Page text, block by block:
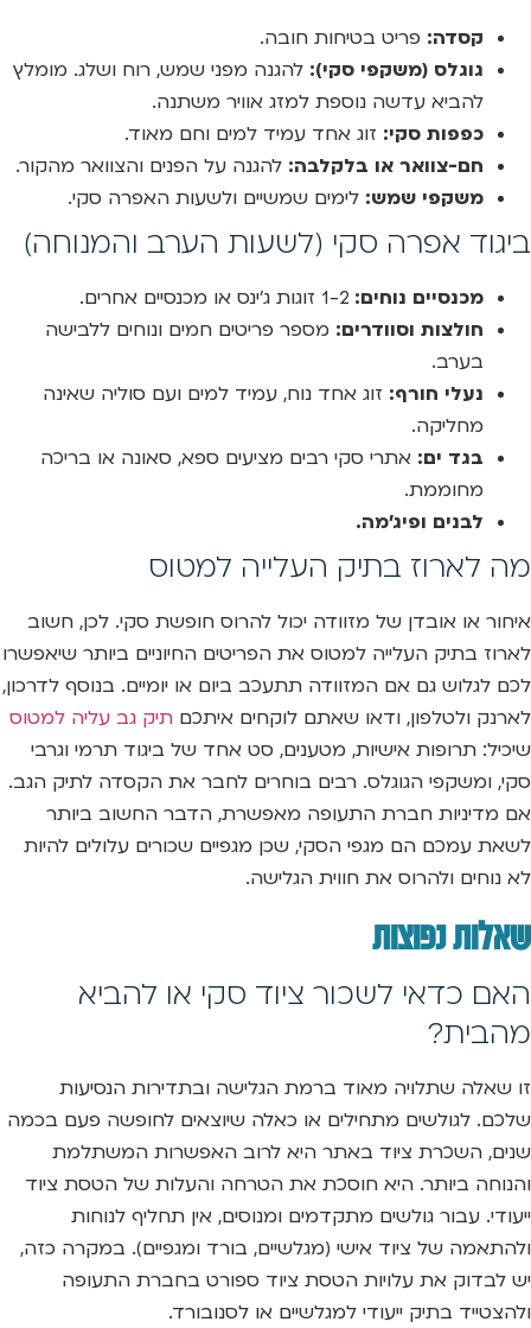
קסדה: פריט בטיחות חובה.
גוגלס (משקפי סקי): להגנה מפני שמש, רוח ושלג. מומלץ
להביא עדשה נוספת למזג אוויר משתנה.
כפפות סקי: זוג אחד עמיד למים וחם מאוד.
חם-צוואר או בלקלבה: להגנה על הפנים והצוואר מהקור.
משקפי שמש: לימים שמשיים ולשעות האפרה סקי.
ביגוד אפרה סקי (לשעות הערב והמנוחה)
מכנסיים נוחים:
חולצות וסוודרים: מספר פריטים חמים ונוחים ללבישה
בערב.
נעלי חורף: זוג אחד נוח, עמיד למים ועם סוליה שאינה
מחליקה.
בגד ים: אתרי סקי רבים מציעים ספא, סאונה או בריכה
מחוממת.
לבנים ופיג’מה.
מה לארוז בתיק העלייה למטוס
איחור או אובדן של מזוודה יכול להרוס חופשת סקי. לכן, חשוב
לארוז בתיק העלייה למטוס את הפריטים החיוניים ביותר שיאפשרו
לכם לגלוש גם אם המזוודה תתעכב ביום או יומיים. בנוסף לדרכון,
לארנק ולטלפון, ודאו שאתם לוקחים איתכם תיק גב עליה למטוס
שיכיל: תרופות אישיות, מטענים, סט אחד של ביגוד תרמי וגרבי
סקי, ומשקפי הגוגלס. רבים בוחרים לחבר את הקסדה לתיק הגב.
אם מדיניות חברת התעופה מאפשרת, הדבר החשוב ביותר
לשאת עמכם הם מגפי הסקי, שכן מגפיים שכורים עלולים להיות
לא נוחים ולהרוס את חווית הגלישה.
שאלות נפוצות
האם כדאי לשכור ציוד סקי או להביא
מהבית?
זו שאלה שתלויה מאוד ברמת הגלישה ובתדירות הנסיעות
שלכם. לגולשים מתחילים או כאלה שיוצאים לחופשה פעם בכמה
שנים, השכרת ציוד באתר היא לרוב האפשרות המשתלמת
והנוחה ביותר. היא חוסכת את הטרחה והעלות של הטסת ציוד
ייעודי. עבור גולשים מתקדמים ומנוסים, אין תחליף לנוחות
ולהתאמה של ציוד אישי (מגלשיים, בורד ומגפיים). במקרה כזה,
יש לבדוק את עלויות הטסת ציוד ספורט בחברת התעופה
ולהצטייד בתיק ייעודי למגלשיים או לסנובורד.